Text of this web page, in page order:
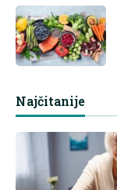
Najčitanije